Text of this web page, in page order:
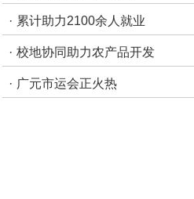
第12版：市州观察·广元
· 累计助力2100余人就业
· 校地协同助力农产品开发
· 广元市运会正火热